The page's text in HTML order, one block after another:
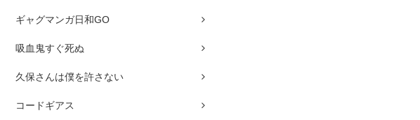
ギャグマンガ日和GO
吸血鬼すぐ死ぬ
久保さんは僕を許さない
コードギアス